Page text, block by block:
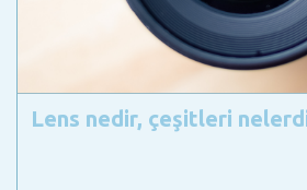
Lens nedir, çeşitleri